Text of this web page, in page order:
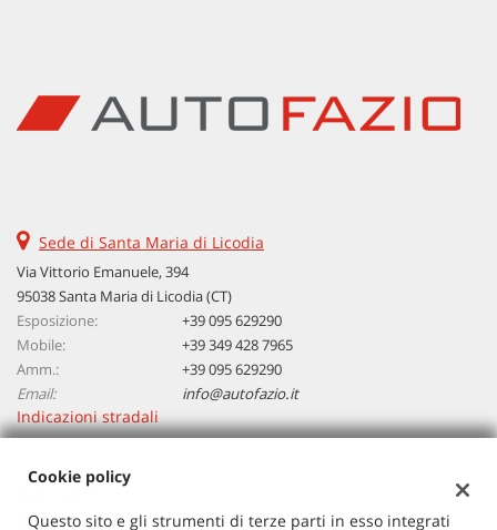
Sede di Santa Maria di Licodia
Via Vittorio Emanuele, 394
95038 Santa Maria di Licodia (CT)
Esposizione:
+39 095 629290
Mobile:
+39 349 428 7965
Amm.:
+39 095 629290
Email:
info@autofazio.it
Indicazioni stradali
Autosalone Fazio Salvatore Srl
Cookie policy
Questo sito e gli strumenti di terze parti in esso integrati